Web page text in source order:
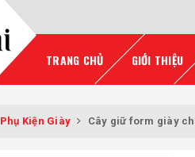
TRANG CHỦ GIỚI THIỆU
Phụ Kiện Giày Cây giữ form giày